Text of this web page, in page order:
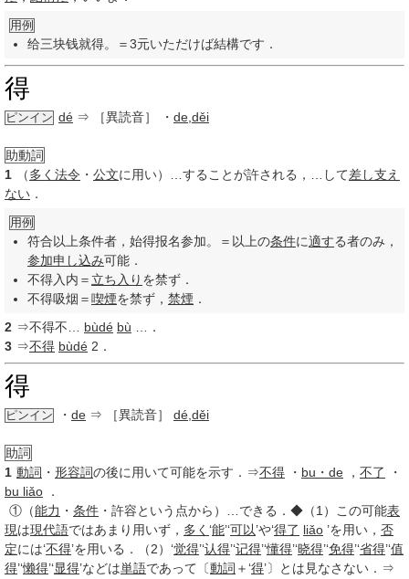
用例
给三块钱就得。＝3元いただけば結構です．
得
ピンイン dé ⇒ ［異読音］ ・ de děi
助動詞
1
（多く 法令 ・ 公文に用い）…することが許される，…して差し支え
ない ．
用例
符合以上条件者，始得报名参加。＝以上の条件に適する者のみ，
参加申し込み可能．
不得入内＝ 立ち入り を禁ず．
不得吸烟＝喫煙を禁ず， 禁煙 ．
2 ⇒不得不… bùdé bù …．
3 ⇒不得 bùdé 2．
得
ピンイン ・ de ⇒ ［異読音］ dé děi
助詞
1 動詞 ・ 形容詞の後に用いて可能を示す．⇒不得 ・ bu・de ， 不了
・
bu liǎo ．
① （能力 ・ 条件 ・許容という点から）…できる．◆（1）この可能表
現は現代語ではあまり用いず， 多く ‘能’‘可以’や‘得了 liǎo ’を用い， 否
定には‘不得’を用いる．（2）‘觉得’‘认得’‘记得’‘懂得’‘晓得’‘免得’‘省得’‘值
得’‘懒得’‘显得’などは単語であって〔動詞 ＋‘得’〕とは見なさない．⇒